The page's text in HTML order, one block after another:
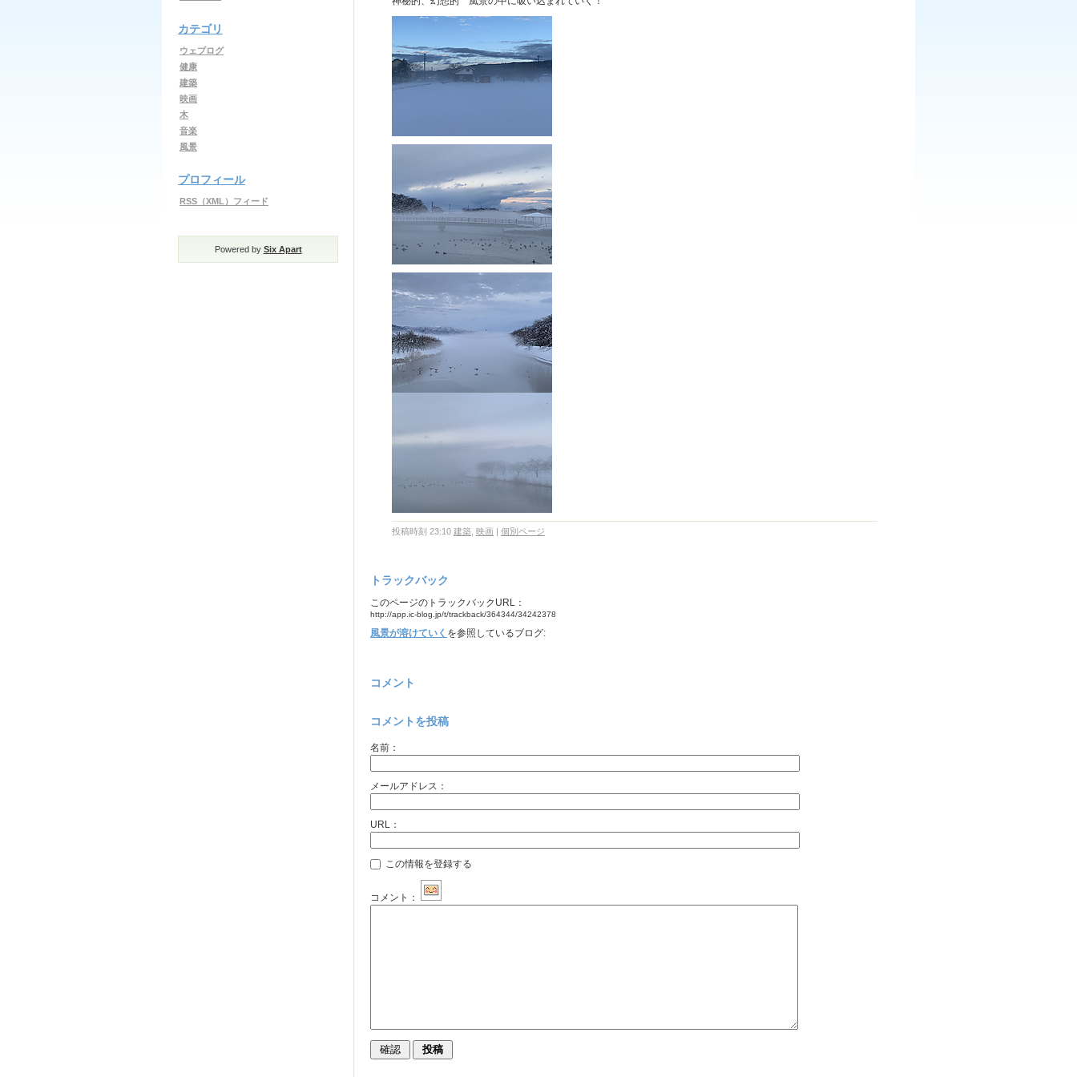
カテゴリ
ウェブログ
健康
建築
映画
木
音楽
風景
プロフィール
RSS（XML）フィード
Powered by Six Apart
投稿時刻 23:10 建築 映画 | 個別ページ
トラックバック
このページのトラックバックURL：
http://app.ic-blog.jp/t/trackback/364344/34242378
風景が溶けていく を参照しているブログ:
コメント
コメントを投稿
名前：
メールアドレス：
URL：
この情報を登録する
コメント：